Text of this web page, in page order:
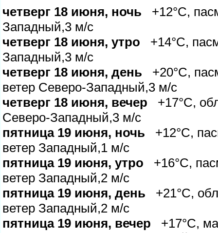
четверг 18 июня, ночь +12°C,
Западный,3 м/с
четверг 18 июня, утро +14°C,
Западный,3 м/с
четверг 18 июня, день +20°C,
етер Северо-Западный,3 м/с
четверг 18 июня, вечер +17°C,
Северо-Западный,3 м/с
пятница 19 июня, ночь +12°C,
етер Западный,1 м/с
пятница 19 июня, утро +16°C,
етер Западный,2 м/с
пятница 19 июня, день +21°C,
етер Западный,2 м/с
пятница 19 июня, вечер +17°C,